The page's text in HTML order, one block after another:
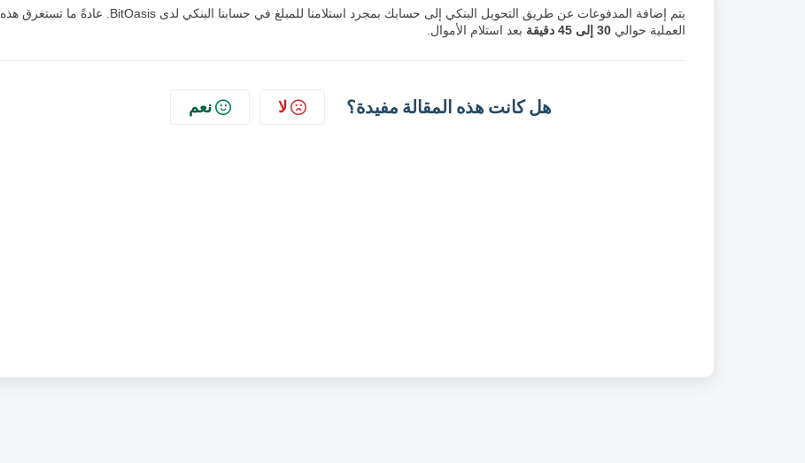
يتم إضافة المدفوعات عن طريق التحويل البنكي إلى حسابك بمجرد استلامنا للمبلغ في حسابنا البنكي لدى BitOasis. عادةً ما تستغرق هذه
العملية حوالي 30 إلى 45 دقيقة بعد استلام الأموال.
هل كانت هذه المقالة مفيدة؟ لا نعم